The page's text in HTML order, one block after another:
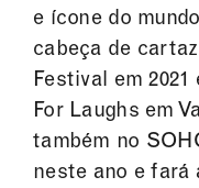
e ícone do
cabeça de
Festival em
For Laughs em
também no
neste ano e fará